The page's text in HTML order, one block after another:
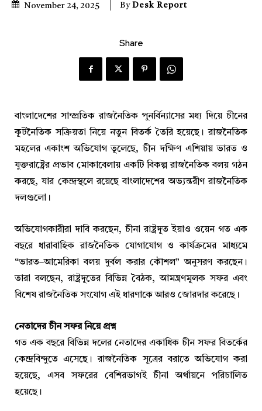
November 24, 2025 By Desk Report
Share
বাংলাদেশের সাম্প্রতিক রাজনৈতিক পুনর্বিন্যাসের মধ্য দিয়ে চীনের
কূটনৈতিক সক্রিয়তা নিয়ে নতুন বিতর্ক তৈরি হয়েছে। রাজনৈতিক
মহলের একাংশ অভিযোগ তুলেছে, চীন দক্ষিণ এশিয়ায় ভারত ও
যুক্তরাষ্ট্রের প্রভাব মোকাবেলায় একটি বিকল্প রাজনৈতিক বলয় গঠন
করছে, যার কেন্দ্রস্থলে রয়েছে বাংলাদেশের অভ্যন্তরীণ রাজনৈতিক
দলগুলো।
অভিযোগকারীরা দাবি করছেন, চীনা রাষ্ট্রদূত ইয়াও ওয়েন গত এক
বছরে ধারাবাহিক রাজনৈতিক যোগাযোগ ও কার্যক্রমের মাধ্যমে
“ভারত–আমেরিকা বলয় দুর্বল করার কৌশল” অনুসরণ করছেন।
তারা বলছেন, রাষ্ট্রদূতের বিভিন্ন বৈঠক, আমন্ত্রণমূলক সফর এবং
বিশেষ রাজনৈতিক সংযোগ এই ধারণাকে আরও জোরদার করেছে।
নেতাদের চীন সফর নিয়ে প্রশ্ন
গত এক বছরে বিভিন্ন দলের নেতাদের একাধিক চীন সফর বিতর্কের
কেন্দ্রবিন্দুতে এসেছে। রাজনৈতিক সূত্রের বরাতে অভিযোগ করা
হয়েছে, এসব সফরের বেশিরভাগই চীনা অর্থায়নে পরিচালিত
হয়েছে।